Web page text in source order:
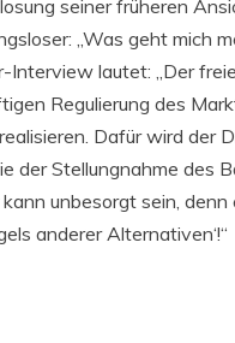
seiner früheren
„Was geht mich
lautet: „Der
Regulierung des
Dafür wird der
der Stellungnahme des
unbesorgt sein,
anderer Alternativen‘!“